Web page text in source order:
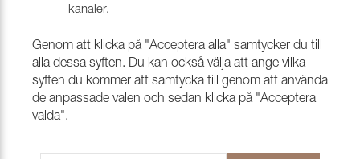
kanaler.
Genom att klicka på "Acceptera alla" samtycker du till
alla dessa syften. Du kan också välja att ange vilka
syften du kommer att samtycka till genom att använda
de anpassade valen och sedan klicka på "Acceptera
valda".